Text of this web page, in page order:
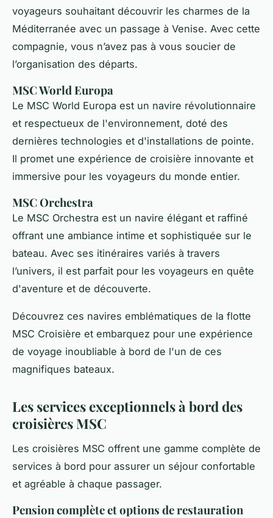
voyageurs souhaitant découvrir les charmes de la
Méditerranée avec un passage à Venise. Avec cette
compagnie, vous n’avez pas à vous soucier de
l’organisation des départs.
MSC World Europa
Le MSC World Europa est un navire révolutionnaire
et respectueux de l'environnement, doté des
dernières technologies et d'installations de pointe.
Il promet une expérience de croisière innovante et
immersive pour les voyageurs du monde entier.
MSC Orchestra
Le MSC Orchestra est un navire élégant et raffiné
offrant une ambiance intime et sophistiquée sur le
bateau. Avec ses itinéraires variés à travers
l’univers, il est parfait pour les voyageurs en quête
d'aventure et de découverte.
Découvrez ces navires emblématiques de la flotte
MSC Croisière et embarquez pour une expérience
de voyage inoubliable à bord de l'un de ces
magnifiques bateaux.
Les services exceptionnels à bord des
croisières MSC
Les croisières MSC offrent une gamme complète de
services à bord pour assurer un séjour confortable
et agréable à chaque passager.
Pension complète et options de restauration